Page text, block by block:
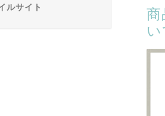
ルサイト
い